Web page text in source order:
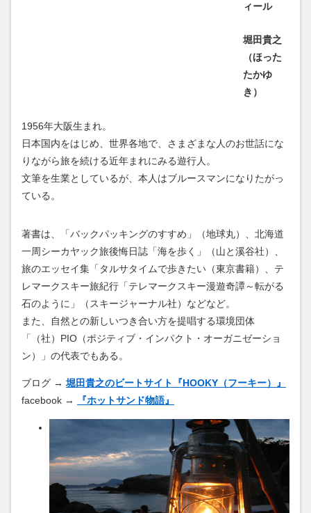
ィール
堀田貴之
（ほった
たかゆ
き）
1956年大阪生まれ。
日本国内をはじめ、世界各地で、さまざまな人のお世話にな
りながら旅を続ける近年まれにみる遊行人。
文筆を生業としているが、本人はブルースマンになりたがっ
ている。
著書は、「バックパッキングのすすめ」（地球丸）、北海道
一周シーカヤック旅後悔日誌「海を歩く」（山と溪谷社）、
旅のエッセイ集「タルサタイムで歩きたい（東京書籍）、テ
レマークスキー旅紀行「テレマークスキー漫遊奇譚～転がる
石のように」（スキージャーナル社）などなど。
また、自然との新しいつき合い方を提唱する環境団体
「（社）PIO（ポジティブ・インパクト・オーガニゼーショ
ン）」の代表でもある。
ブログ → 堀田貴之のビートサイト『HOOKY（フーキー）』
facebook →
『ホットサンド物語』